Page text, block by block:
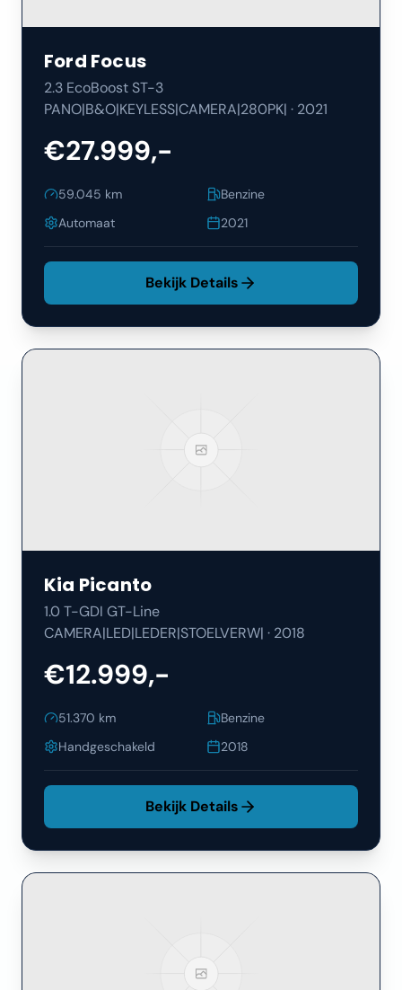
Ford Focus
2.3 EcoBoost ST-3
PANO|B&O|KEYLESS|CAMERA|280PK| · 2021
€27.999,-
59.045 km
Benzine
Automaat
2021
Bekijk Details
Kia Picanto
1.0 T-GDI GT-Line
CAMERA|LED|LEDER|STOELVERW| · 2018
€12.999,-
51.370 km
Benzine
Handgeschakeld
2018
Bekijk Details